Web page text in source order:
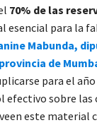
70% de las
esencial para la
Mabunda,
de
para el
efectivo sobre las
este material